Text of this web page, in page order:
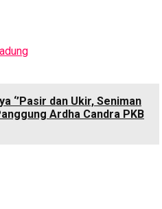
‘’Pasir dan Ukir, Seniman
Ardha Candra PKB